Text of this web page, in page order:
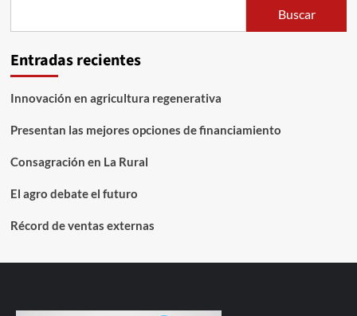
Buscar
Entradas recientes
Innovación en agricultura regenerativa
Presentan las mejores opciones de financiamiento
Consagración en La Rural
El agro debate el futuro
Récord de ventas externas